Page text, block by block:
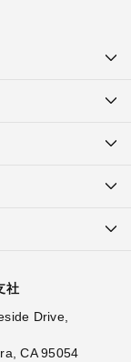
社
Drive,
CA 95054